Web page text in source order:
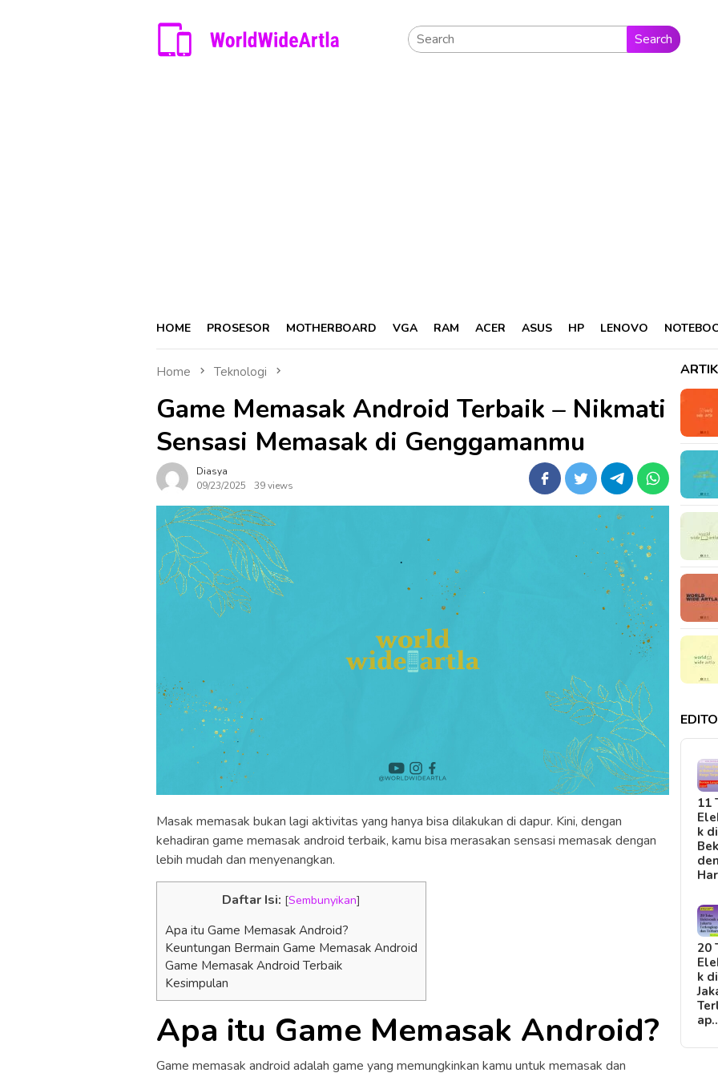
Search
HOME PROSESOR MOTHERBOARD VGA RAM ACER ASUS HP LENOVO
Home Teknologi
Game Memasak Android Terbaik – Nikmati
Sensasi Memasak di Genggamanmu
Diasya
09/23/2025
39 views
Masak memasak bukan lagi aktivitas yang hanya bisa dilakukan di dapur. Kini, dengan
kehadiran game memasak android terbaik, kamu bisa merasakan sensasi memasak dengan
lebih mudah dan menyenangkan.
Daftar Isi: [Sembunyikan]
Apa itu Game Memasak Android?
Keuntungan Bermain Game Memasak Android
Game Memasak Android Terbaik
Kesimpulan
Apa itu Game Memasak Android?
Game memasak android adalah game yang memungkinkan kamu untuk memasak dan
11
k di
20
k di